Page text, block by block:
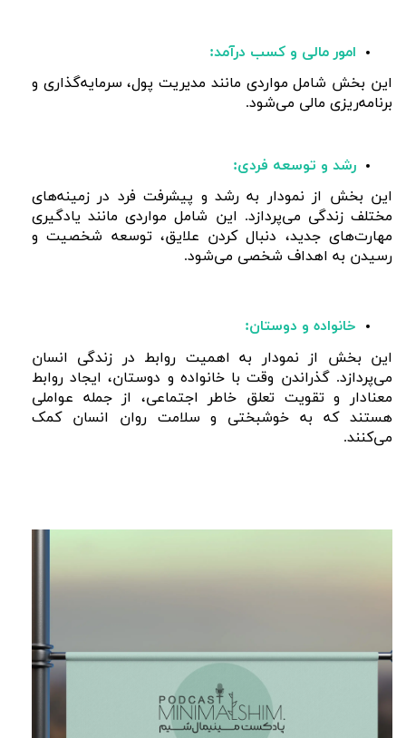
امور مالی و کسب درآمد:
این بخش شامل مواردی مانند مدیریت پول، سرمایه‌گذاری و
برنامه‌ریزی مالی می‌شود.
رشد و توسعه فردی:
این بخش از نمودار به رشد و پیشرفت فرد در زمینه‌های
مختلف زندگی می‌پردازد. این شامل مواردی مانند یادگیری
مهارت‌های جدید، دنبال کردن علایق، توسعه شخصیت و
رسیدن به اهداف شخصی می‌شود.
خانواده و دوستان:
این بخش از نمودار به اهمیت روابط در زندگی انسان
می‌پردازد. گذراندن وقت با خانواده و دوستان، ایجاد روابط
معنادار و تقویت تعلق خاطر اجتماعی، از جمله عواملی
هستند که به خوشبختی و سلامت روان انسان کمک
می‌کنند.